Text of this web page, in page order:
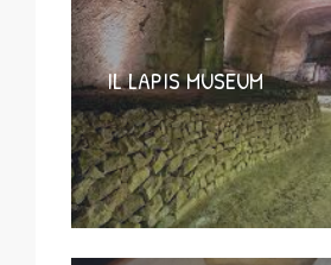
IL LAPIS MUSEUM